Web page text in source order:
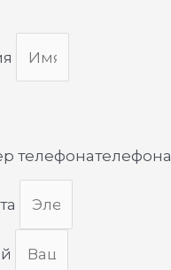
телефонателефона